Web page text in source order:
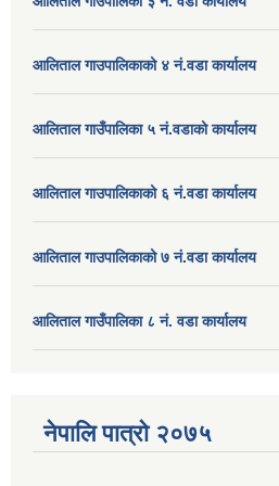
आलिताल गाउपालिकाको ४ नं.वडा कार्यालय
आलिताल गाउँपालिका ५ नं.वडाको कार्यालय
आलिताल गाउपालिकाको ६ नं.वडा कार्यालय
आलिताल गाउपालिकाको ७ नं.वडा कार्यालय
आलिताल गाउँपालिका ८ नं. वडा कार्यालय
नेपालि पात्रो २०७५